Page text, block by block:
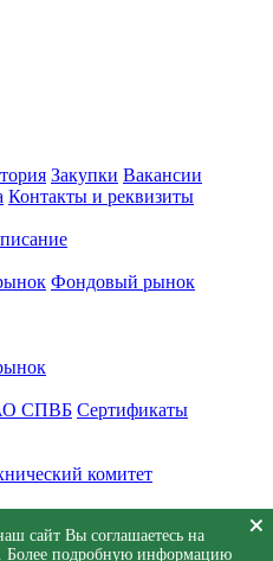
Закупки Вакансии
Контакты и реквизиты
Фондовый рынок
СПВБ Сертификаты
комитет
поддержку
сайт Вы соглашаетесь на
Более подробную информацию